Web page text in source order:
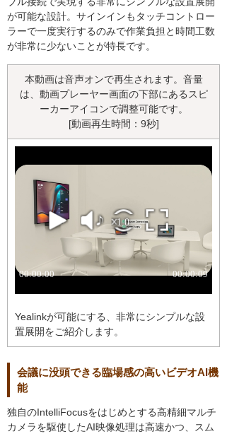
が可能な設計。サインインもタッチコントロー
ラーで一度実行するのみで作業負担と時間工数
が非常に少ないことが特長です。
本動画は音声オンで再生されます。音量
は、動画プレーヤー画面の下部にあるスピ
ーカーアイコンで調整可能です。
[動画再生時間：9秒]
Yealinkが可能にする、非常にシンプルな設
置展開をご紹介します。
会議に没頭できる臨場感の高いビデオAI機
能
独自のIntelliFocusをはじめとする高精細マルチ
カメラを駆使したAI映像処理は高速かつ、スム